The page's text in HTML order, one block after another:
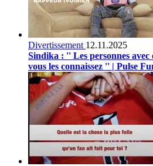
Divertissement 12.11.2025
Sindika : '' Les personnes
vous les connaissez '' | Pulse